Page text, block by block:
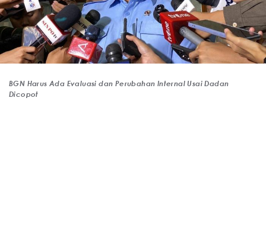
BGN Harus Ada Evaluasi dan Perubahan Internal Usai Dadan
Dicopot